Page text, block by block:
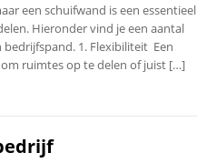
een schuifwand is een essentieel
Hieronder vind je een aantal
1. Flexibiliteit Een
ruimtes op te delen of juist […]